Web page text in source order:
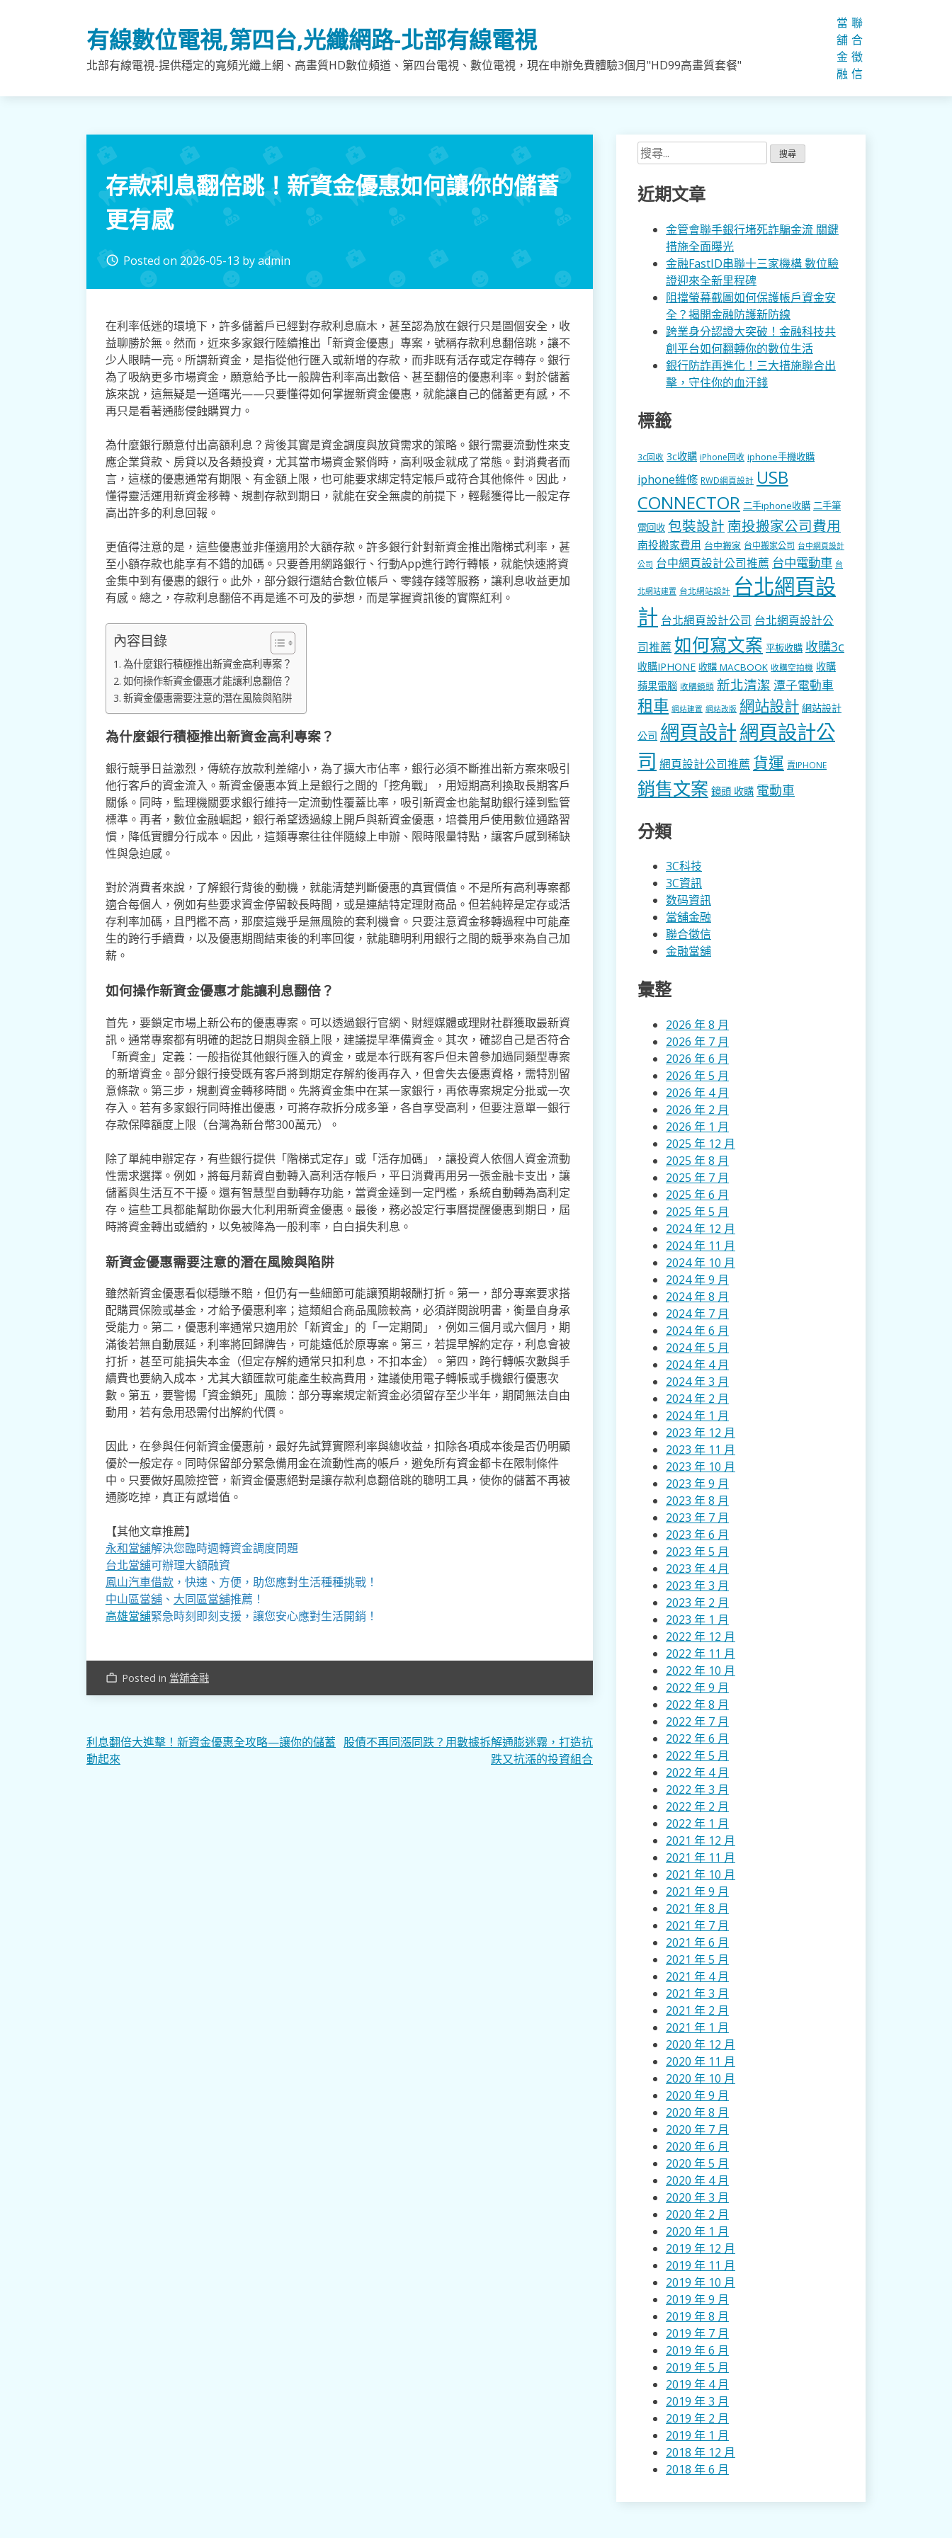
有線數位電視,第四台,光纖網路-北部有線電視
北部有線電視-提供穩定的寬頻光纖上網、高畫質HD數位頻道、第四台電視、數位電視，現在申辦免費體驗3個月"HD99高畫質套餐"
當
舖
金
融
聯
合
徵
信
存款利息翻倍跳！新資金優惠如何讓你的儲蓄
更有感
access_time Posted on2026-05-13 byadmin
在利率低迷的環境下，許多儲蓄戶已經對存款利息麻木，甚至認為放在銀行只是圖個安全，收
益聊勝於無。然而，近來多家銀行陸續推出「新資金優惠」專案，號稱存款利息翻倍跳，讓不
少人眼睛一亮。所謂新資金，是指從他行匯入或新增的存款，而非既有活存或定存轉存。銀行
為了吸納更多市場資金，願意給予比一般牌告利率高出數倍、甚至翻倍的優惠利率。對於儲蓄
族來說，這無疑是一道曙光——只要懂得如何掌握新資金優惠，就能讓自己的儲蓄更有感，不
再只是看著通膨侵蝕購買力。
為什麼銀行願意付出高額利息？背後其實是資金調度與放貸需求的策略。銀行需要流動性來支
應企業貸款、房貸以及各類投資，尤其當市場資金緊俏時，高利吸金就成了常態。對消費者而
言，這樣的優惠通常有期限、有金額上限，也可能要求綁定特定帳戶或符合其他條件。因此，
懂得靈活運用新資金移轉、規劃存款到期日，就能在安全無虞的前提下，輕鬆獲得比一般定存
高出許多的利息回報。
更值得注意的是，這些優惠並非僅適用於大額存款。許多銀行針對新資金推出階梯式利率，甚
至小額存款也能享有不錯的加碼。只要善用網路銀行、行動App進行跨行轉帳，就能快速將資
金集中到有優惠的銀行。此外，部分銀行還結合數位帳戶、零錢存錢等服務，讓利息收益更加
有感。總之，存款利息翻倍不再是遙不可及的夢想，而是掌握資訊後的實際紅利。
內容目錄
為什麼銀行積極推出新資金高利專案？
如何操作新資金優惠才能讓利息翻倍？
新資金優惠需要注意的潛在風險與陷阱
為什麼銀行積極推出新資金高利專案？
銀行競爭日益激烈，傳統存放款利差縮小，為了擴大市佔率，銀行必須不斷推出新方案來吸引
他行客戶的資金流入。新資金優惠本質上是銀行之間的「挖角戰」，用短期高利換取長期客戶
關係。同時，監理機關要求銀行維持一定流動性覆蓋比率，吸引新資金也能幫助銀行達到監管
標準。再者，數位金融崛起，銀行希望透過線上開戶與新資金優惠，培養用戶使用數位通路習
慣，降低實體分行成本。因此，這類專案往往伴隨線上申辦、限時限量特點，讓客戶感到稀缺
性與急迫感。
對於消費者來說，了解銀行背後的動機，就能清楚判斷優惠的真實價值。不是所有高利專案都
適合每個人，例如有些要求資金停留較長時間，或是連結特定理財商品。但若純粹是定存或活
存利率加碼，且門檻不高，那麼這幾乎是無風險的套利機會。只要注意資金移轉過程中可能產
生的跨行手續費，以及優惠期間結束後的利率回復，就能聰明利用銀行之間的競爭來為自己加
薪。
如何操作新資金優惠才能讓利息翻倍？
首先，要鎖定市場上新公布的優惠專案。可以透過銀行官網、財經媒體或理財社群獲取最新資
訊。通常專案都有明確的起訖日期與金額上限，建議提早準備資金。其次，確認自己是否符合
「新資金」定義：一般指從其他銀行匯入的資金，或是本行既有客戶但未曾參加過同類型專案
的新增資金。部分銀行接受既有客戶將到期定存解約後再存入，但會失去優惠資格，需特別留
意條款。第三步，規劃資金轉移時間。先將資金集中在某一家銀行，再依專案規定分批或一次
存入。若有多家銀行同時推出優惠，可將存款拆分成多筆，各自享受高利，但要注意單一銀行
存款保障額度上限（台灣為新台幣300萬元）。
除了單純申辦定存，有些銀行提供「階梯式定存」或「活存加碼」，讓投資人依個人資金流動
性需求選擇。例如，將每月薪資自動轉入高利活存帳戶，平日消費再用另一張金融卡支出，讓
儲蓄與生活互不干擾。還有智慧型自動轉存功能，當資金達到一定門檻，系統自動轉為高利定
存。這些工具都能幫助你最大化利用新資金優惠。最後，務必設定行事曆提醒優惠到期日，屆
時將資金轉出或續約，以免被降為一般利率，白白損失利息。
新資金優惠需要注意的潛在風險與陷阱
雖然新資金優惠看似穩賺不賠，但仍有一些細節可能讓預期報酬打折。第一，部分專案要求搭
配購買保險或基金，才給予優惠利率；這類組合商品風險較高，必須詳閱說明書，衡量自身承
受能力。第二，優惠利率通常只適用於「新資金」的「一定期間」，例如三個月或六個月，期
滿後若無自動展延，利率將回歸牌告，可能遠低於原專案。第三，若提早解約定存，利息會被
打折，甚至可能損失本金（但定存解約通常只扣利息，不扣本金）。第四，跨行轉帳次數與手
續費也要納入成本，尤其大額匯款可能產生較高費用，建議使用電子轉帳或手機銀行優惠次
數。第五，要警惕「資金鎖死」風險：部分專案規定新資金必須留存至少半年，期間無法自由
動用，若有急用恐需付出解約代價。
因此，在參與任何新資金優惠前，最好先試算實際利率與總收益，扣除各項成本後是否仍明顯
優於一般定存。同時保留部分緊急備用金在流動性高的帳戶，避免所有資金都卡在限制條件
中。只要做好風險控管，新資金優惠絕對是讓存款利息翻倍跳的聰明工具，使你的儲蓄不再被
通膨吃掉，真正有感增值。
【其他文章推薦】
永和當舖解決您臨時週轉資金調度問題
台北當舖可辦理大額融資
鳳山汽車借款，快速、方便，助您應對生活種種挑戰！
中山區當舖、 大同區當舖推薦！
高雄當舖緊急時刻即刻支援，讓您安心應對生活開銷！
work_outline Posted in 當舖金融
文
章
利息翻倍大進擊！新資金優惠全攻略—讓你的儲蓄
動起來
股債不再同漲同跌？用數據拆解通膨迷霧，打造抗
跌又抗漲的投資組合
搜
尋
關
鍵
近期文章
金管會聯手銀行堵死詐騙金流 關鍵
措施全面曝光
金融FastID串聯十三家機構 數位驗
證迎來全新里程碑
阻擋螢幕截圖如何保護帳戶資金安
全？揭開金融防護新防線
跨業身分認證大突破！金融科技共
創平台如何翻轉你的數位生活
銀行防詐再進化！三大措施聯合出
擊，守住你的血汗錢
標籤
3c回收 3c收購 iPhone回收 iphone手機收購
iphone維修 RWD網頁設計 USB
CONNECTOR 二手iphone收購 二手筆
電回收 包裝設計 南投搬家公司費用
南投搬家費用 台中搬家 台中搬家公司 台中網頁設計
公司 台中網頁設計公司推薦 台中電動車 台
北網站建置 台北網站設計 台北網頁設
計 台北網頁設計公司 台北網頁設計公
司推薦 如何寫文案 平板收購 收購3c
收購IPHONE 收購 MACBOOK 收購空拍機 收購
蘋果電腦 收購鏡頭 新北清潔 潭子電動車
租車 網站建置 網站改版 網站設計 網站設計
公司 網頁設計網頁設計公
司 網頁設計公司推薦 貨運 賣IPHONE
銷售文案 鏡頭 收購 電動車
分類
3C科技
3C資訊
数码資訊
當舖金融
聯合徵信
金融當舖
彙整
2026 年 8 月
2026 年 7 月
2026 年 6 月
2026 年 5 月
2026 年 4 月
2026 年 2 月
2026 年 1 月
2025 年 12 月
2025 年 8 月
2025 年 7 月
2025 年 6 月
2025 年 5 月
2024 年 12 月
2024 年 11 月
2024 年 10 月
2024 年 9 月
2024 年 8 月
2024 年 7 月
2024 年 6 月
2024 年 5 月
2024 年 4 月
2024 年 3 月
2024 年 2 月
2024 年 1 月
2023 年 12 月
2023 年 11 月
2023 年 10 月
2023 年 9 月
2023 年 8 月
2023 年 7 月
2023 年 6 月
2023 年 5 月
2023 年 4 月
2023 年 3 月
2023 年 2 月
2023 年 1 月
2022 年 12 月
2022 年 11 月
2022 年 10 月
2022 年 9 月
2022 年 8 月
2022 年 7 月
2022 年 6 月
2022 年 5 月
2022 年 4 月
2022 年 3 月
2022 年 2 月
2022 年 1 月
2021 年 12 月
2021 年 11 月
2021 年 10 月
2021 年 9 月
2021 年 8 月
2021 年 7 月
2021 年 6 月
2021 年 5 月
2021 年 4 月
2021 年 3 月
2021 年 2 月
2021 年 1 月
2020 年 12 月
2020 年 11 月
2020 年 10 月
2020 年 9 月
2020 年 8 月
2020 年 7 月
2020 年 6 月
2020 年 5 月
2020 年 4 月
2020 年 3 月
2020 年 2 月
2020 年 1 月
2019 年 12 月
2019 年 11 月
2019 年 10 月
2019 年 9 月
2019 年 8 月
2019 年 7 月
2019 年 6 月
2019 年 5 月
2019 年 4 月
2019 年 3 月
2019 年 2 月
2019 年 1 月
2018 年 12 月
2018 年 6 月